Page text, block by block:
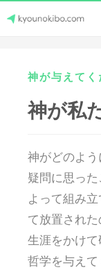
content
神が与えて
神が私
神がどのよ
疑問に思っ
よって組み
て放置され
生涯をかけ
哲学を与え